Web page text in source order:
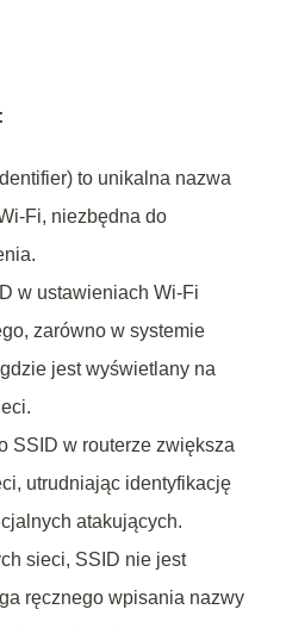
to unikalna nazwa
Fi, niezbędna do
w ustawieniach Wi-Fi
zarówno w systemie
jest wyświetlany na
SSID w routerze zwiększa
utrudniając identyfikację
atakujących.
sieci, SSID nie jest
ręcznego wpisania nazwy